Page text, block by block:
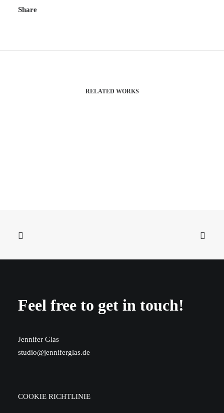
Share
RELATED WORKS
WINE PARIS 2026
Feel free to get in touch!
Jennifer Glas
studio@jenniferglas.de
COOKIE RICHTLINIE